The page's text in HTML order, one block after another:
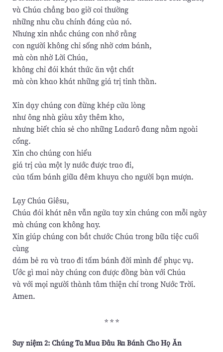
và Chúa chẳng bao giờ coi thường
những nhu cầu chính đáng của nó.
Nhưng xin nhắc chúng con nhớ rằng
con người không chỉ sống nhờ cơm bánh,
mà còn nhờ Lời Chúa,
không chỉ đói khát thức ăn vật chất
mà còn khao khát những giá trị tinh thần.
Xin dạy chúng con đừng khép cửa lòng
như ông nhà giàu xây thêm kho,
nhưng biết chia sẻ cho những Ladarô đang nằm ngoài
cổng.
Xin cho chúng con hiểu
giá trị của một ly nước được trao đi,
của tấm bánh giữa đêm khuya cho người bạn mượn.
Lạy Chúa Giêsu,
Chúa đói khát nên vẫn ngửa tay xin chúng con mỗi ngày
mà chúng con không hay.
Xin giúp chúng con bắt chước Chúa trong bữa tiệc cuối
cùng
dám bẻ ra và trao đi tấm bánh đời mình để phục vụ.
Ước gì mai này chúng con được đồng bàn với Chúa
và với mọi người thành tâm thiện chí trong Nước Trời.
Amen.
* * *
Suy niệm 2: Chúng Ta Mua Đâu Ra Bánh Cho Họ Ăn